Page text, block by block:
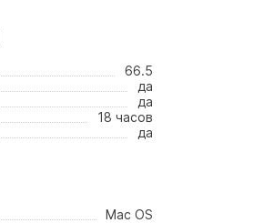
66.5
да
да
18 часов
да
Mac OS